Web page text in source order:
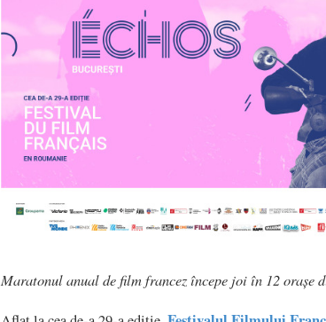
Maratonul anual de film francez începe joi în 12 orașe